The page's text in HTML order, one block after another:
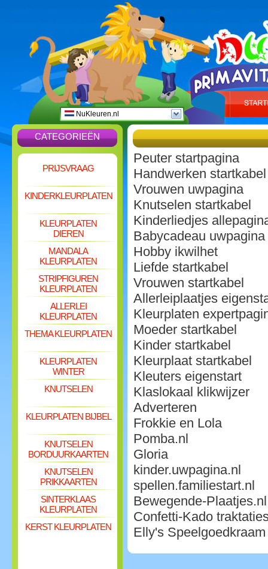
NuKleuren.nl
CATEGORIEËN
PRIJSVRAAG
KINDERKLEURPLATEN
KLEURPLATEN
DIEREN
MANDALA
KLEURPLATEN
STRIPFIGUREN
KLEURPLATEN
ALLERLEI
KLEURPLATEN
THEMA KLEURPLATEN
KLEURPLATEN
WINTER
KNUTSELEN
KLEURPLATEN BIJBEL
KNUTSELEN
BORDUURKAARTEN
KNUTSELEN
PRIKKAARTEN
SINTERKLAAS
KLEURPLATEN
KERST KLEURPLATEN
Peuter startpagina
Handwerken startkabel
Vrouwen uwpagina
Knutselen startkabel
Kinderliedjes
Babycadeau uwpagina
Hobby ikwilhet
Liefde startkabel
Vrouwen startkabel
Allerleiplaatjes
Kleurplaten
Moeder startkabel
Kinder startkabel
Kleurplaat startkabel
Kleuters eigenstart
Klaslokaal klikwijzer
Adverteren
Frokkie en Lola
Pomba.nl
Gloria
kinder.uwpagina.nl
spellen.familiestart.nl
Bewegende-Plaatjes.nl
Confetti-Kado
Elly's